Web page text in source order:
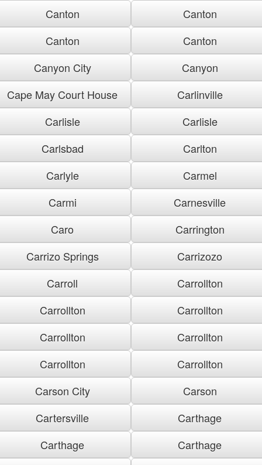
Canton
Canton
Canton
Canton
Canyon City
Canyon
Cape May Court House
Carlinville
Carlisle
Carlisle
Carlsbad
Carlton
Carlyle
Carmel
Carmi
Carnesville
Caro
Carrington
Carrizo Springs
Carrizozo
Carroll
Carrollton
Carrollton
Carrollton
Carrollton
Carrollton
Carrollton
Carrollton
Carson City
Carson
Cartersville
Carthage
Carthage
Carthage